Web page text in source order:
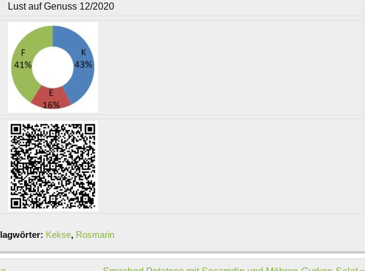
Lust auf Genuss 12/2020
Kekse, Rosmarin